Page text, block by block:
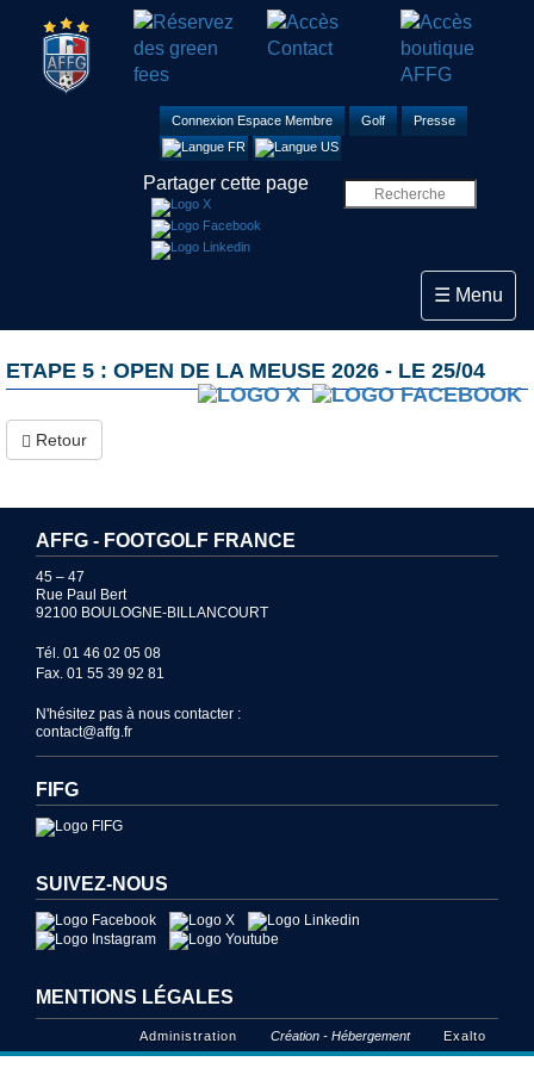
Connexion Espace Membre Golf Presse
Partager cette page
Toggle
☰ Menu
ETAPE 5 : OPEN DE LA MEUSE 2026 - LE 25/04
Retour
AFFG - FOOTGOLF FRANCE
45 – 47
Rue Paul Bert
92100 BOULOGNE-BILLANCOURT
Tél. 01 46 02 05 08
Fax. 01 55 39 92 81
N'hésitez pas à nous contacter :
contact@affg.fr
FIFG
SUIVEZ-NOUS
MENTIONS LÉGALES
Administration Création - Hébergement Exalto